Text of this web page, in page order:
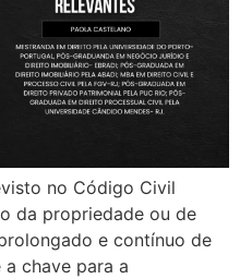
no Código Civil
da propriedade ou de
e contínuo de
chave para a